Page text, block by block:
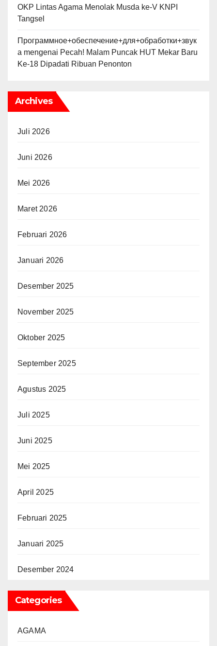
OKP Lintas Agama Menolak Musda ke-V KNPI
Tangsel
Программное+обеспечение+для+обработки+звук
а mengenai Pecah! Malam Puncak HUT Mekar Baru
Ke-18 Dipadati Ribuan Penonton
Archives
Juli 2026
Juni 2026
Mei 2026
Maret 2026
Februari 2026
Januari 2026
Desember 2025
November 2025
Oktober 2025
September 2025
Agustus 2025
Juli 2025
Juni 2025
Mei 2025
April 2025
Februari 2025
Januari 2025
Desember 2024
Categories
AGAMA